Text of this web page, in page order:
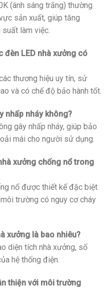
(ánh sáng trắng) thường
sản xuất, giúp tăng
làm việc.
đèn LED nhà xưởng có
thương hiệu uy tín, sử
và có chế độ bảo hành tốt.
nhấp nháy không?
gây nhấp nháy, giúp bảo
mái cho người sử dụng.
xưởng chống nổ trong
nổ được thiết kế đặc biệt
trường có nguy cơ cháy
xưởng là bao nhiêu?
diện tích nhà xưởng, số
hệ thống điện.
thiện với môi trường